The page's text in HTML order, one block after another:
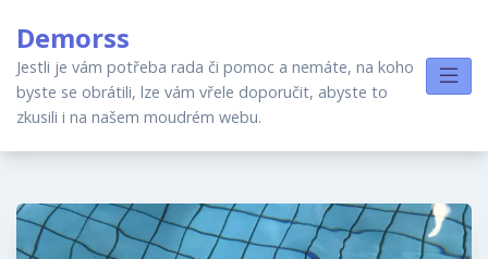
content
Demorss
Jestli je vám potřeba rada či pomoc a nemáte, na koho
byste se obrátili, lze vám vřele doporučit, abyste to
zkusili i na našem moudrém webu.